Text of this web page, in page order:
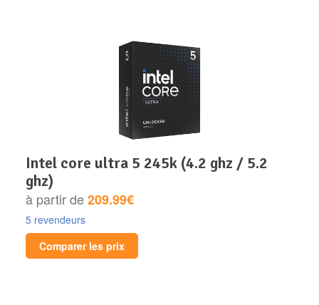
intel core ultra 5 245k (4.2 ghz / 5.2
ghz)
à partir de209.99€
5 revendeurs
Comparer les prix